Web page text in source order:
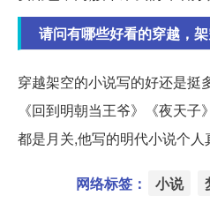
请问有哪些好看的穿越，
穿越架空的小说写的好还是挺
《回到明朝当王爷》《夜天
都是月关,他写的明代小说个人
网络标签： 小说